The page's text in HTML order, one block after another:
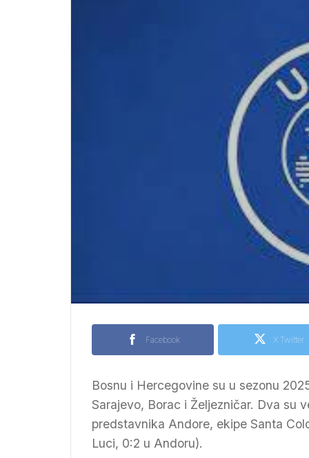
Facebook X Twitter
Bosnu i Hercegovine su u sezonu
Sarajevo, Borac i Željezničar. Dva su
predstavnika Andore, ekipe Santa
Luci, 0:2 u Andoru).